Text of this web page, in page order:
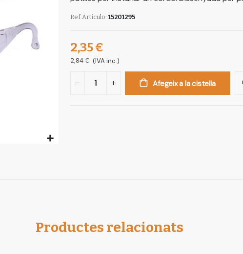
Ref.Artículo 15201295
2,35 €
2,84 € (IVA inc.)
Afegeix a la cistella
Productes relacionats